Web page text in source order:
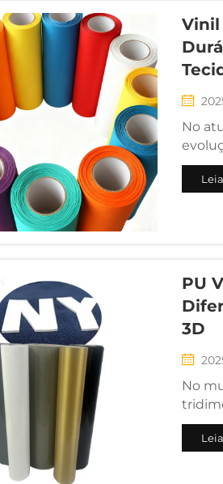
Vinil
No
da
PU
3D
No